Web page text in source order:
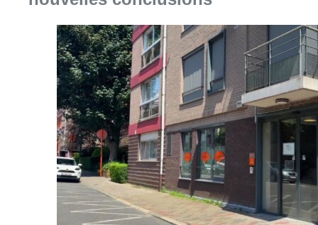
06 août 2026Consulter l'article "Centre Fedasil à Uccle :
Le siège bruxellois d’AXA fermé
plusieurs jours après une
contamination de l’eau au
propylène glycol